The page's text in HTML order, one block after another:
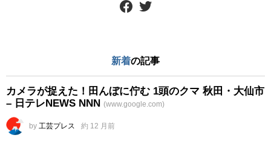
新着の記事
カメラが捉えた！田んぼに佇む 1頭のクマ 秋田・大仙市
– 日テレNEWS NNN (www.google.com)
by 工芸プレス 約 12 月前